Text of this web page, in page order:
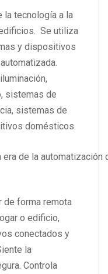
la tecnología a la
Se utiliza
y dispositivos
sistemas de
sistemas de
domésticos.
de forma remota
o edificio,
conectados y
la
Controla